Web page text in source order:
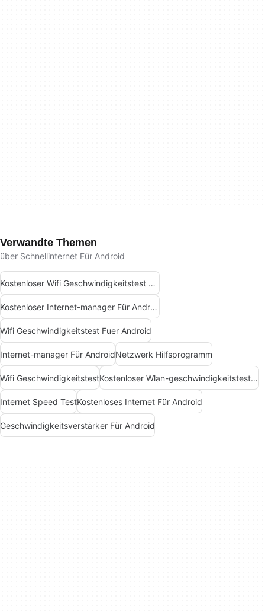
Verwandte Themen
über Schnellinternet Für Android
Kostenloser Wifi Geschwindigkeitstest Fuer Android
Kostenloser Internet-manager Für Android
Wifi Geschwindigkeitstest Fuer Android
Internet-manager Für AndroidNetzwerk Hilfsprogramm
Wifi Geschwindigkeitstest Kostenloser Wlan-geschwindigkeitstest Für Android
Internet Speed TestKostenloses Internet Für Android
Geschwindigkeitsverstärker Für Android